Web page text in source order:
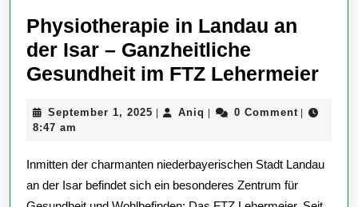
Physiotherapie in Landau an
der Isar – Ganzheitliche
Gesundheit im FTZ Lehermeier
der
September 1, 2025 September
| Aniq Aniq
| 0 Comment |
8:47 am
Inmitten der charmanten niederbayerischen Stadt Landau
an der Isar befindet sich ein besonderes Zentrum für